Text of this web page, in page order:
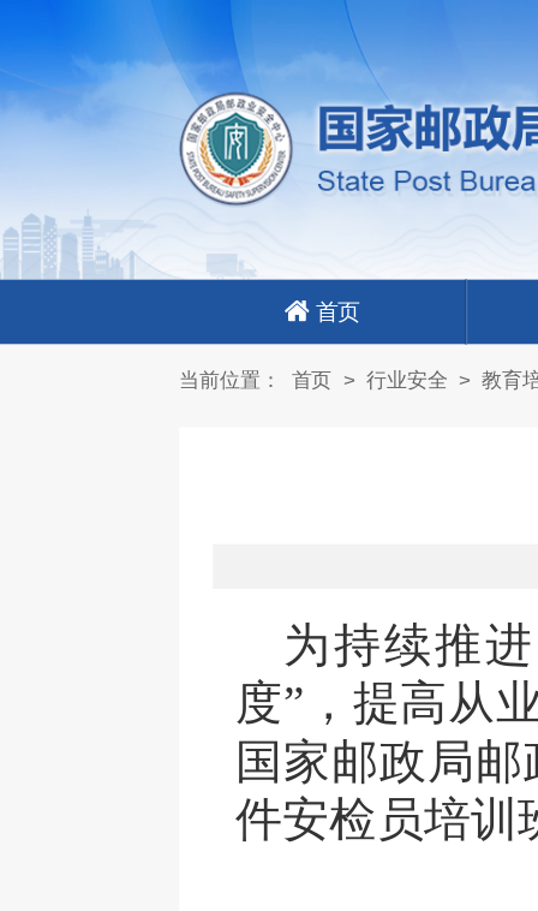
首页
当前位置： 首页 > 行业安全 > 教育
为持续推
度” ，提高从
国家邮政局
件安检员培训